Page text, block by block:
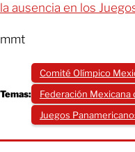
la ausencia en los
mmt
Temas:
Comité Olímpico
Federación Mexicana
Juegos